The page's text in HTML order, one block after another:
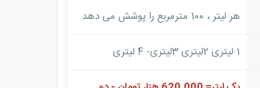
هر لیتر ، 100 مترمربع را پوشش می دهد
1 لیتری 2لیتری 3لیتری- 4 لیتری